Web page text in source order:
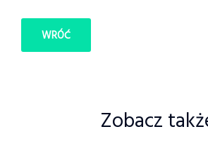
WRÓĆ
Zobacz